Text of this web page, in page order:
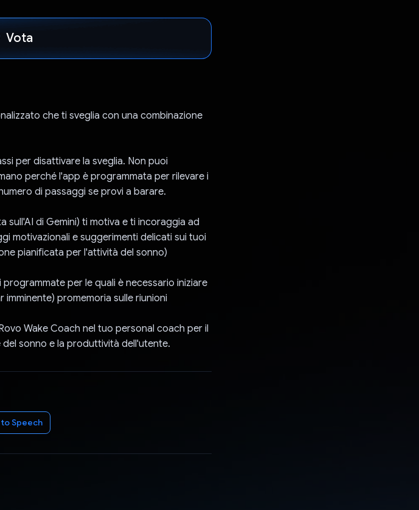
Vota
che ti sveglia con una combinazione
per disattivare la sveglia. Non puoi
perché l'app è programmata per rilevare i
di passaggi se provi a barare.
sull'AI di Gemini) ti motiva e ti incoraggia ad
motivazionali e suggerimenti delicati sui tuoi
pianificata per l'attività del sonno)
per le quali è necessario iniziare
promemoria sulle riunioni
Wake Coach nel tuo personal coach per il
sonno e la produttività dell'utente.
Speech